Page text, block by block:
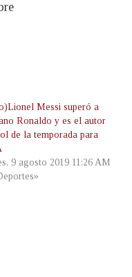
Messi superó a
Ronaldo y es el autor
de la temporada para
9 agosto 2019 11:26 AM